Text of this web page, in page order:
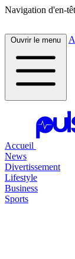
Navigation d'en-
Ouvrir le menu
Accueil
News
Divertissement
Lifestyle
Business
Sports